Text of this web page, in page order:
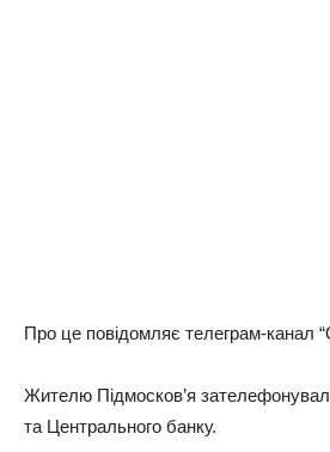
Про це повідомляє телеграм-канал
Жителю Підмосков’я
та Центрального банку.